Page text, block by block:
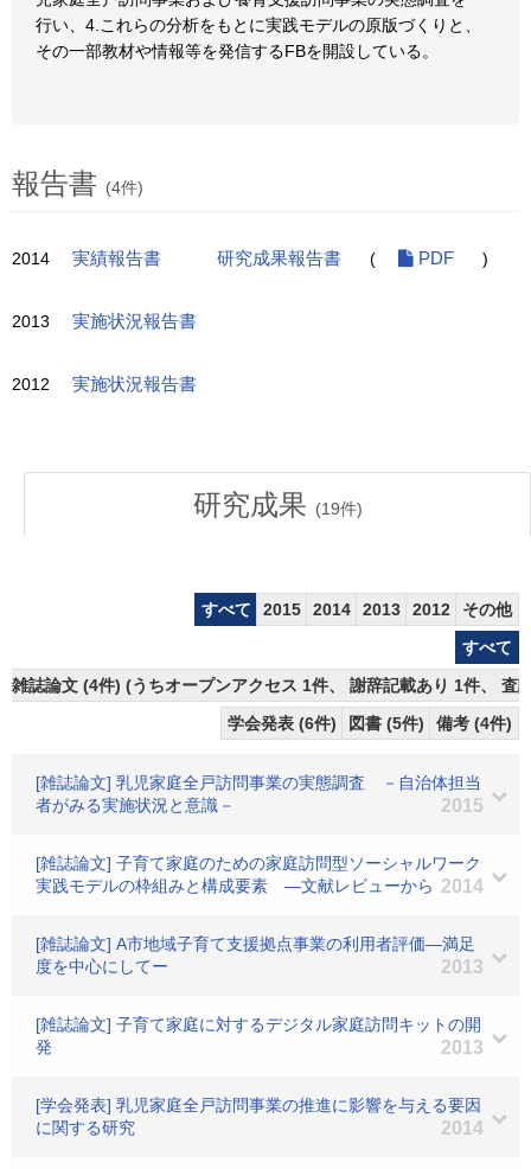
行い、4.これらの分析をもとに実践モデルの原版づくりと、
その一部教材や情報等を発信するFBを開設している。
報告書 (4件)
2014 実績報告書 研究成果報告書 ( PDF )
2013 実施状況報告書
2012 実施状況報告書
研究成果 (19件)
すべて 2015 2014 2013 2012
その他
すべて
雑誌論文 (4件) (うちオープンアクセス 1件、 謝辞記載あり 1件、 査
学会発表 (6件)
図書 (5件) 備考 (4件)
[雑誌論文] 乳児家庭全戸訪問事業の実態調査 －自治体担当
者がみる実施状況と意識－
2015
[雑誌論文] 子育て家庭のための家庭訪問型ソーシャルワーク
実践モデルの枠組みと構成要素 ―文献レビューから 2014
[雑誌論文] A市地域子育て支援拠点事業の利用者評価―満足
度を中心にしてー
2013
[雑誌論文] 子育て家庭に対するデジタル家庭訪問キットの開
発
2013
[学会発表] 乳児家庭全戸訪問事業の推進に影響を与える要因
に関する研究
2014